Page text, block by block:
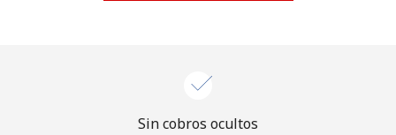
Continuar con
Sin cobros ocultos